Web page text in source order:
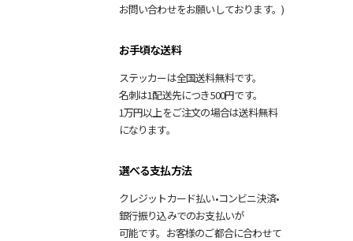
お問い合わせをお願いしております。)
お手頃な送料
ステッカーは全国送料無料です。
名刺は1配送先につき500円です。
1万円以上をご注文の場合は送料無料
になります。
選べる支払方法
クレジットカード払い•コンビニ決済•
銀行振り込みでのお支払いが
可能です。 お客様のご都合に合わせて